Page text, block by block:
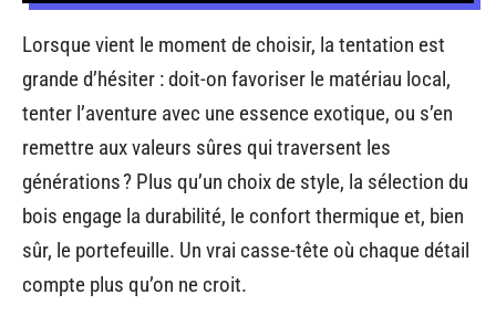
Lorsque vient le moment de choisir, la tentation est
grande d’hésiter : doit-on favoriser le matériau local,
tenter l’aventure avec une essence exotique, ou s’en
remettre aux valeurs sûres qui traversent les
générations ? Plus qu’un choix de style, la sélection du
bois engage la durabilité, le confort thermique et, bien
sûr, le portefeuille. Un vrai casse-tête où chaque détail
compte plus qu’on ne croit.